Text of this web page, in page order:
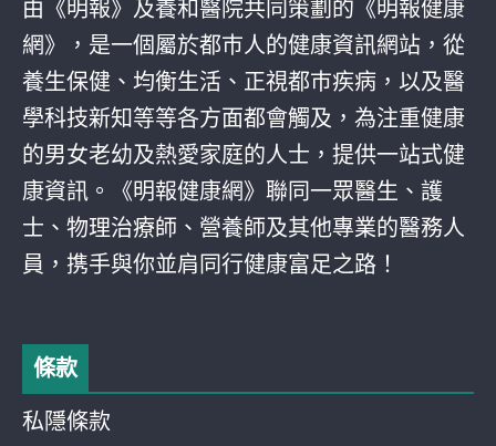
由《明報》及養和醫院共同策劃的《明報健康
網》，是一個屬於都巿人的健康資訊網站，從
養生保健、均衡生活、正視都巿疾病，以及醫
學科技新知等等各方面都會觸及，為注重健康
的男女老幼及熱愛家庭的人士，提供一站式健
康資訊。《明報健康網》聯同一眾醫生、護
士、物理治療師、營養師及其他專業的醫務人
員，携手與你並肩同行健康富足之路！
條款
私隱條款